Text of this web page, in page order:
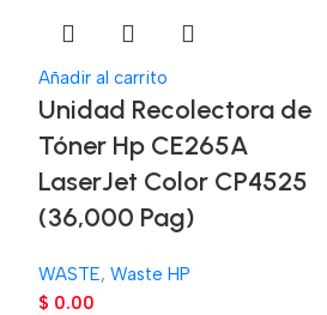
Añadir al carrito
Unidad Recolectora de
Tóner Hp CE265A
LaserJet Color CP4525
(36,000 Pag)
WASTE, Waste HP
$ 0.00